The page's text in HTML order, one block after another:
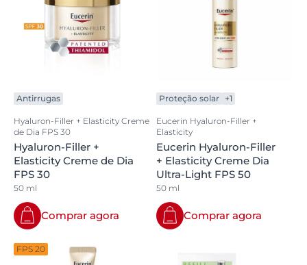
Antirrugas
Hyaluron-Filler + Elasticity Creme
de Dia FPS 30
Hyaluron-Filler +
Elasticity Creme de Dia
FPS 30
50 ml
Comprar agora
Proteção solar +1
Eucerin Hyaluron-Filler +
Elasticity
Eucerin Hyaluron-Filler
+ Elasticity Creme Dia
Ultra-Light FPS 50
50 ml
Comprar agora
FPS 20